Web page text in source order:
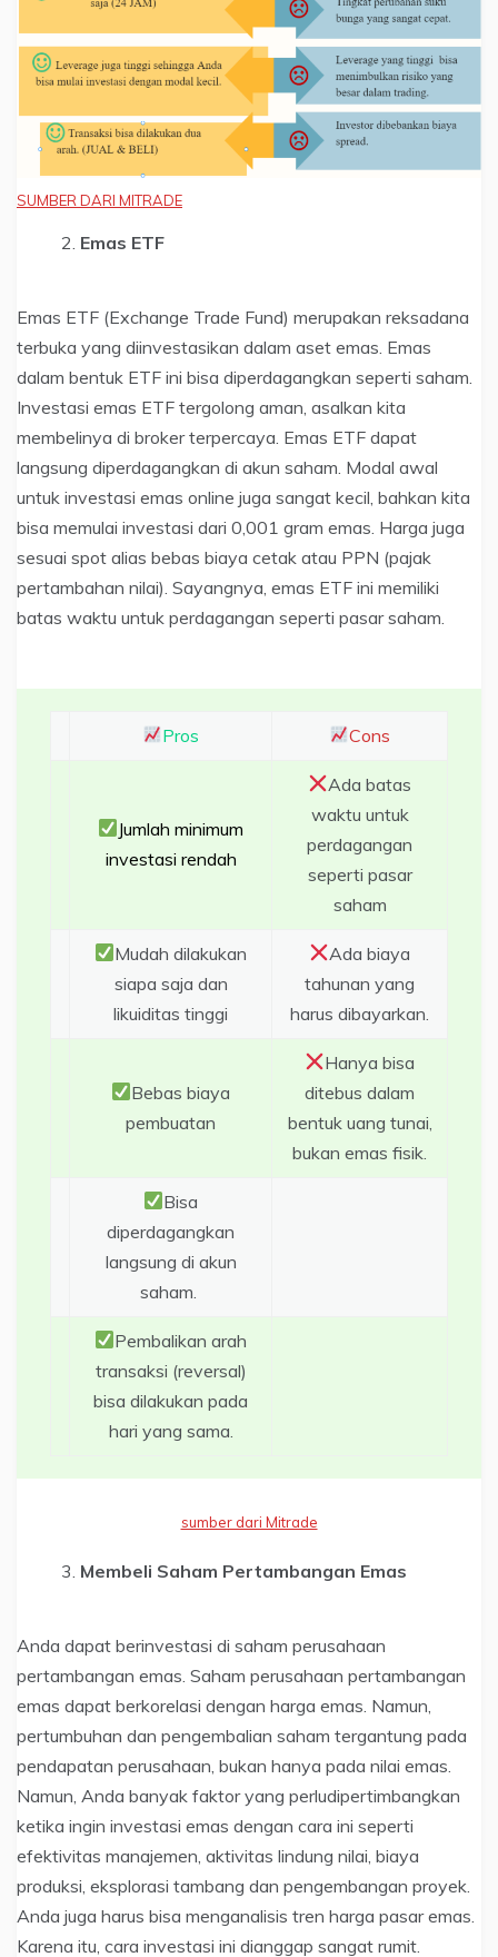
SUMBER DARI MITRADE
Emas ETF
Emas ETF (Exchange Trade Fund) merupakan reksadana
terbuka yang diinvestasikan dalam aset emas. Emas
dalam bentuk ETF ini bisa diperdagangkan seperti saham.
Investasi emas ETF tergolong aman, asalkan kita
membelinya di broker terpercaya. Emas ETF dapat
langsung diperdagangkan di akun saham. Modal awal
untuk investasi emas online juga sangat kecil, bahkan kita
bisa memulai investasi dari 0,001 gram emas. Harga juga
sesuai spot alias bebas biaya cetak atau PPN (pajak
pertambahan nilai). Sayangnya, emas ETF ini memiliki
batas waktu untuk perdagangan seperti pasar saham.
Pros Cons
Jumlah minimum
investasi rendah
Ada batas
waktu untuk
perdagangan
seperti pasar
saham
Mudah dilakukan
siapa saja dan
likuiditas tinggi
Ada biaya
tahunan yang
harus dibayarkan.
Bebas biaya
pembuatan
Hanya bisa
ditebus dalam
bentuk uang tunai,
bukan emas fisik.
Bisa
diperdagangkan
langsung di akun
saham.
Pembalikan arah
transaksi (reversal)
bisa dilakukan pada
hari yang sama.
sumber dari Mitrade
Membeli Saham Pertambangan Emas
Anda dapat berinvestasi di saham perusahaan
pertambangan emas. Saham perusahaan pertambangan
emas dapat berkorelasi dengan harga emas. Namun,
pertumbuhan dan pengembalian saham tergantung pada
pendapatan perusahaan, bukan hanya pada nilai emas.
Namun, Anda banyak faktor yang perludipertimbangkan
ketika ingin investasi emas dengan cara ini seperti
efektivitas manajemen, aktivitas lindung nilai, biaya
produksi, eksplorasi tambang dan pengembangan proyek.
Anda juga harus bisa menganalisis tren harga pasar emas.
Karena itu, cara investasi ini dianggap sangat rumit.